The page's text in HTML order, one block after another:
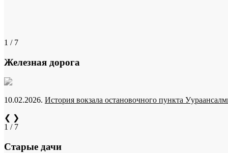
1 / 7
Железная дорога
10.02.2026. История вокзала остановочного пункта
❮ ❯
1 / 7
Старые дачи